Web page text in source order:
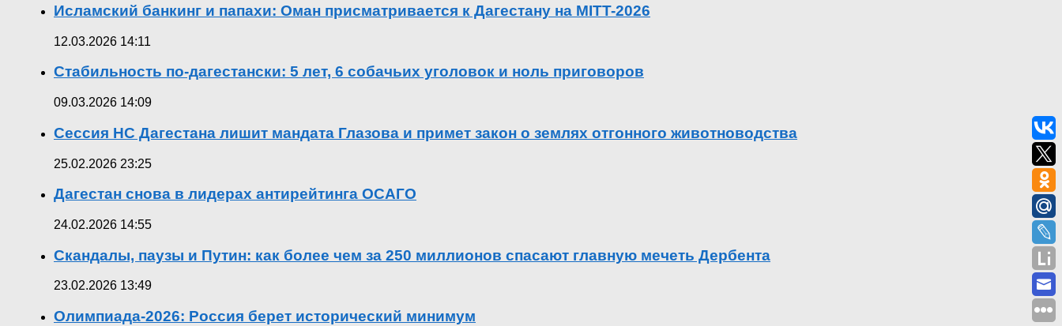
Исламский банкинг и папахи: Оман присматривается к Дагестану на MITT-2026
12.03.2026 14:11
Стабильность по-дагестански: 5 лет, 6 собачьих уголовок и ноль приговоров
09.03.2026 14:09
Сессия НС Дагестана лишит мандата Глазова и примет закон о землях отгонного животноводства
25.02.2026 23:25
Дагестан снова в лидерах антирейтинга ОСАГО
24.02.2026 14:55
Скандалы, паузы и Путин: как более чем за 250 миллионов спасают главную мечеть Дербента
23.02.2026 13:49
Олимпиада-2026: Россия берет исторический минимум